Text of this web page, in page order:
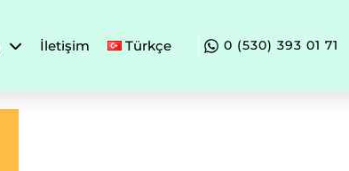
İletişim Türkçe 0 (530) 393 01 71